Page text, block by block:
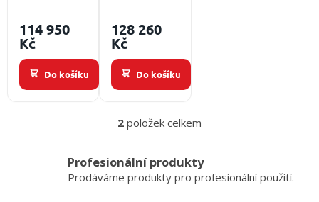
Přihlášení
obleků - 2
ks, časový
spínač -
digitální
114 950
Kč
Do košíku
obleků - 3
ks, časový
spínač -
digitální
128 260
Kč
Do košíku
O
á
d
2 položek celkem
Profesionální produkty
Prodáváme produkty pro profesionální použití.